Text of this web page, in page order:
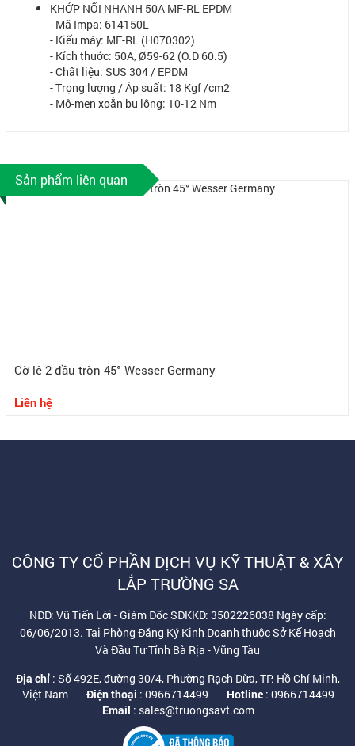
KHỚP NỐI NHANH 50A MF-RL EPDM
- Mã Impa: 614150L
- Kiểu máy: MF-RL (H070302)
- Kích thước: 50A, Ø59-62 (O.D 60.5)
- Chất liệu: SUS 304 / EPDM
- Trọng lượng / Áp suất: 18 Kgf /cm2
- Mô-men xoắn bu lông: 10-12 Nm
Sản phẩm liên quan
Cờ lê 2 đầu tròn 45° Wesser Germany
Liên hệ
CÔNG TY CỔ PHẦN DỊCH VỤ KỸ THUẬT & XÂY
LẮP TRƯỜNG SA
NĐD: Vũ Tiến Lời - Giám Đốc SĐKKD: 3502226038 Ngày cấp:
06/06/2013. Tại Phòng Đăng Ký Kinh Doanh thuộc Sở Kế Hoạch
Và Đầu Tư Tỉnh Bà Rịa - Vũng Tàu
Địa chỉ : Số 492E, đường 30/4, Phường Rạch Dừa, TP. Hồ Chí Minh,
Việt Nam
Điện thoại : 0966714499 Hotline: 0966714499
Email : sales@truongsavt.com